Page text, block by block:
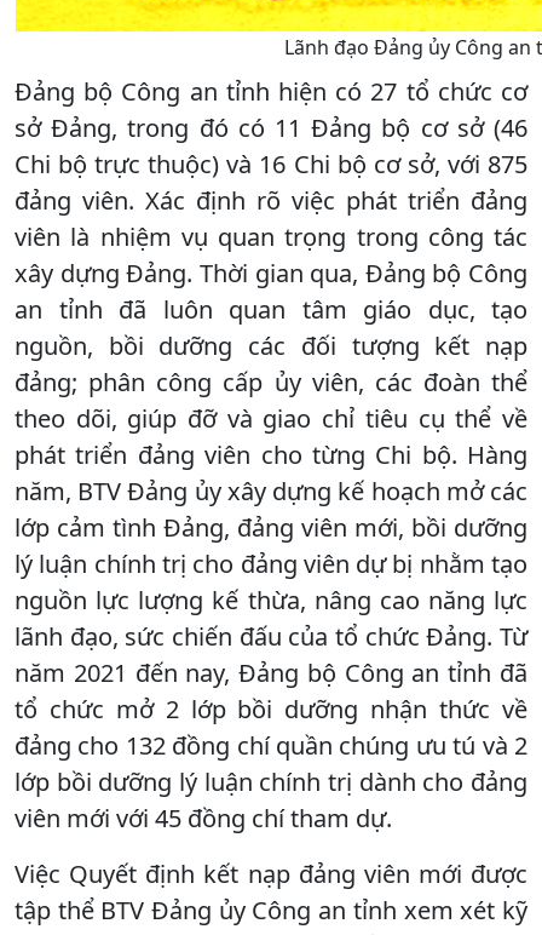
Lãnh đạo Đảng ủy Công
Đảng bộ Công an tỉnh hiện có 27 tổ chức cơ
sở Đảng, trong đó có 11 Đảng bộ cơ sở (46
Chi bộ trực thuộc) và 16 Chi bộ cơ sở, với 875
đảng viên. Xác định rõ việc phát triển đảng
viên là nhiệm vụ quan trọng trong công tác
xây dựng Đảng. Thời gian qua, Đảng bộ Công
an tỉnh đã luôn quan tâm giáo dục, tạo
nguồn, bồi dưỡng các đối tượng kết nạp
đảng; phân công cấp ủy viên, các đoàn thể
theo dõi, giúp đỡ và giao chỉ tiêu cụ thể về
phát triển đảng viên cho từng Chi bộ. Hàng
năm, BTV Đảng ủy xây dựng kế hoạch mở các
lớp cảm tình Đảng, đảng viên mới, bồi dưỡng
lý luận chính trị cho đảng viên dự bị nhằm tạo
nguồn lực lượng kế thừa, nâng cao năng lực
lãnh đạo, sức chiến đấu của tổ chức Đảng. Từ
năm 2021 đến nay, Đảng bộ Công an tỉnh đã
tổ chức mở 2 lớp bồi dưỡng nhận thức về
đảng cho 132 đồng chí quần chúng ưu tú và 2
lớp bồi dưỡng lý luận chính trị dành cho đảng
viên mới với 45 đồng chí tham dự.
Việc Quyết định kết nạp đảng viên mới được
tập thể BTV Đảng ủy Công an tỉnh xem xét kỹ